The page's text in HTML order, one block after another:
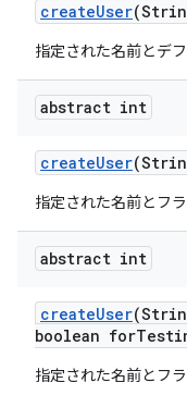
createUser
指定された名前とデ
abstract int
createUser
指定された名前とフ
abstract int
createUser
boolean for
指定された名前とフ